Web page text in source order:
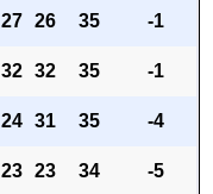
27 26 35 -1
32 32 35 -1
24 31 35 -4
23 23 34 -5